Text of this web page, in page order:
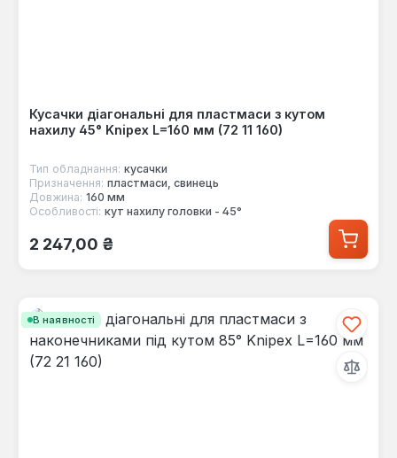
Кусачки діагональні для пластмаси з кутом
нахилу 45° Knipex L=160 мм (72 11 160)
Тип обладнання: кусачки
Призначення: пластмаси, свинець
Довжина: 160 мм
Особливості: кут нахилу головки - 45°
Звичайна ціна:
2 247,00 ₴
В наявності